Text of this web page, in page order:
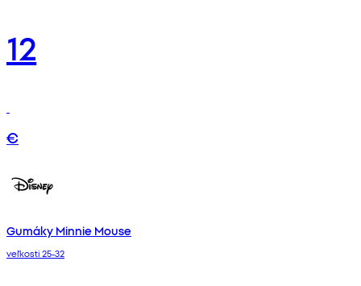
12
€
Gumáky Minnie Mouse
veľkosti 25-32